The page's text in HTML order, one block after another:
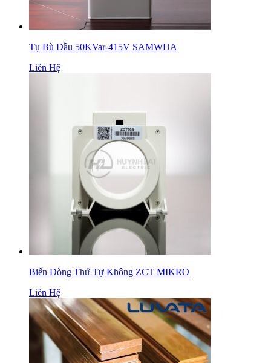
Tụ Bù Dầu 50KVar-415V SAMWHA
Liên Hệ
Biến Dòng Thứ Tự Không ZCT MIKRO
Liên Hệ